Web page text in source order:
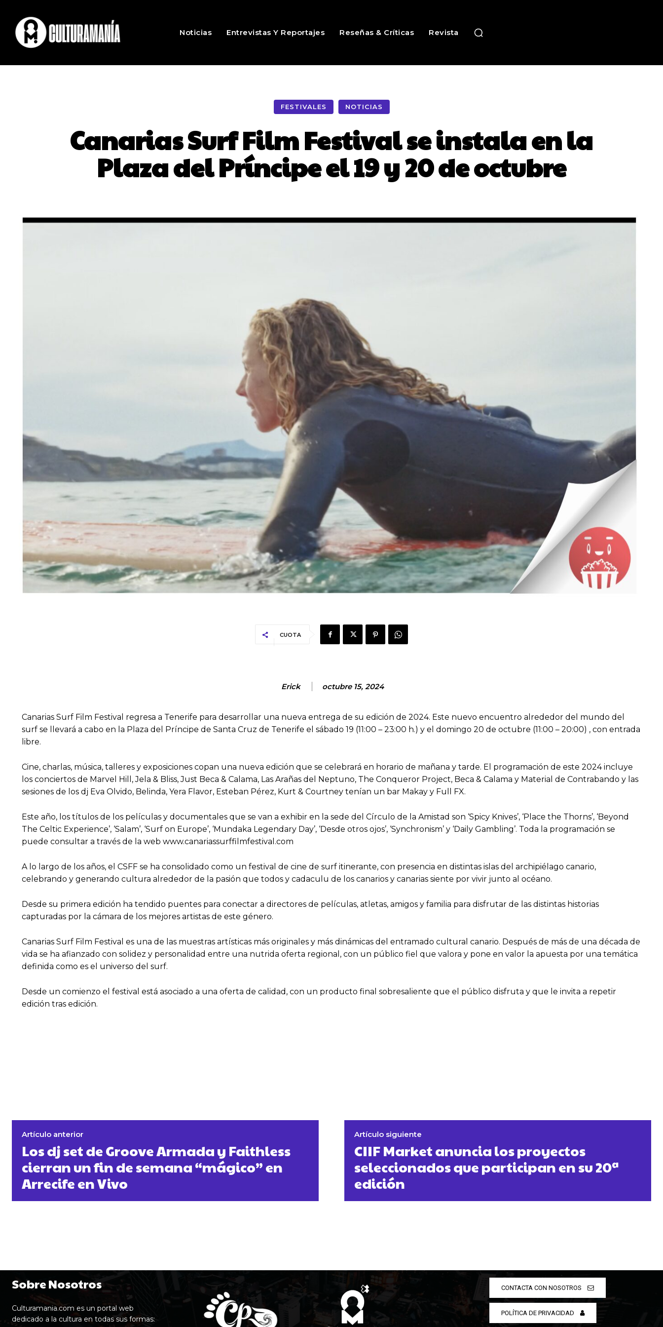
Noticias Entrevistas Y Reportajes Reseñas & Críticas Revista
FESTIVALES NOTICIAS
Canarias Surf Film Festival se instala en la
Plaza del Príncipe el 19 y 20 de octubre
CUOTA
Erick octubre 15, 2024
Canarias Surf Film Festival regresa a Tenerife para desarrollar una nueva entrega de su edición de 2024. Este nuevo encuentro alrededor del mundo del
surf se llevará a cabo en la Plaza del Príncipe de Santa Cruz de Tenerife el sábado 19 (11:00 – 23:00 h.) y el domingo 20 de octubre (11:00 – 20:00) , con entrada
libre.
Cine, charlas, música, talleres y exposiciones copan una nueva edición que se celebrará en horario de mañana y tarde. El programación de este 2024 incluye
los conciertos de Marvel Hill, Jela & Bliss, Just Beca & Calama, Las Arañas del Neptuno, The Conqueror Project, Beca & Calama y Material de Contrabando y las
sesiones de los dj Eva Olvido, Belinda, Yera Flavor, Esteban Pérez, Kurt & Courtney tenían un bar Makay y Full FX.
Este año, los títulos de los películas y documentales que se van a exhibir en la sede del Círculo de la Amistad son ‘Spicy Knives’, ‘Place the Thorns’, ‘Beyond
The Celtic Experience’, ‘Salam’, ‘Surf on Europe’, ‘Mundaka Legendary Day’, ‘Desde otros ojos’, ‘Synchronism’ y ‘Daily Gambling’. Toda la programación se
puede consultar a través de la web www.canariassurffilmfestival.com
A lo largo de los años, el CSFF se ha consolidado como un festival de cine de surf itinerante, con presencia en distintas islas del archipiélago canario,
celebrando y generando cultura alrededor de la pasión que todos y cadaculu de los canarios y canarias siente por vivir junto al océano.
Desde su primera edición ha tendido puentes para conectar a directores de películas, atletas, amigos y familia para disfrutar de las distintas historias
capturadas por la cámara de los mejores artistas de este género.
Canarias Surf Film Festival es una de las muestras artísticas más originales y más dinámicas del entramado cultural canario. Después de más de una década de
vida se ha afianzado con solidez y personalidad entre una nutrida oferta regional, con un público fiel que valora y pone en valor la apuesta por una temática
definida como es el universo del surf.
Desde un comienzo el festival está asociado a una oferta de calidad, con un producto final sobresaliente que el público disfruta y que le invita a repetir
edición tras edición.
Artículo anterior
Los dj set de Groove Armada y Faithless
cierran un fin de semana “mágico” en
Arrecife en Vivo
Artículo siguiente
CIIF Market anuncia los proyectos
seleccionados que participan en su 20ª
edición
Sobre Nosotros
Culturamania.com es un portal web
dedicado a la cultura en todas sus formas:
CONTACTA CON NOSOTROS
POLÍTICA DE PRIVACIDAD